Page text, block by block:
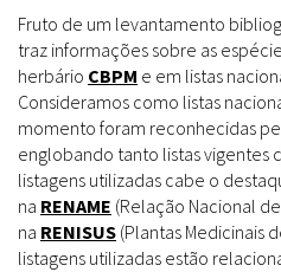
Fruto de um levantamento
traz informações sobre as
herbário CBPM e em listas
Consideramos como listas
momento foram reconhecidas
englobando tanto listas vigentes
listagens utilizadas cabe o
na RENAME (Relação Nacional
na RENISUS (Plantas Medicinais
listagens utilizadas estão